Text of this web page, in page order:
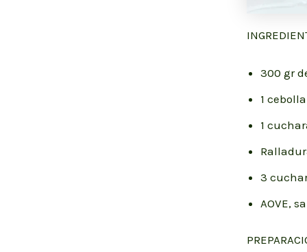
300 gr
1 cebolla
1
3
AOVE,